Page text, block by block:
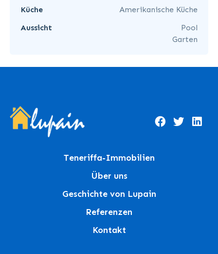
Küche
Amerikanische Küche
Aussicht
Pool
Garten
Teneriffa-Immobilien
Über uns
Geschichte von Lupain
Referenzen
Kontakt